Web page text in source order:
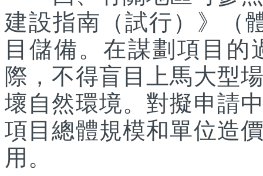
建設指南（試行）》（
目儲備。在謀劃項目
際，不得盲目上馬大型
壞自然環境。對擬申請
項目總體規模和單位造
用。